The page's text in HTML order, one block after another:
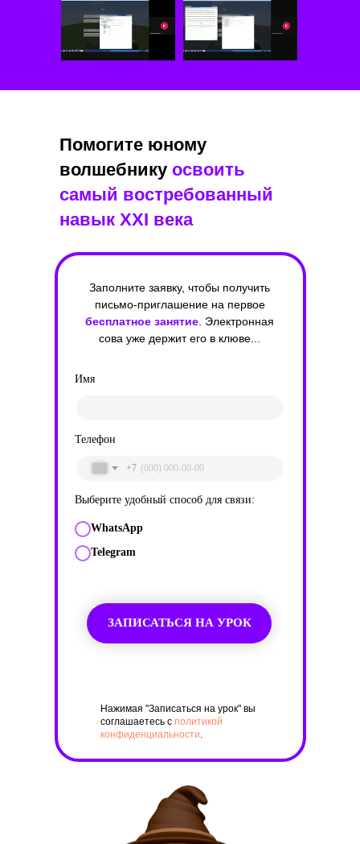
Заполните заявку, чтобы получить
письмо-приглашение на первое
бесплатное занятие . Электронная
сова уже держит его в клюве...
Помогите юному
волшебнику освоить
самый востребованный
навык XXI века
Нажимая "Записаться на урок" вы
соглашаетесь с политикой
конфиденциальности.
Имя
Телефон
+7
Выберите удобный способ для связи:
WhatsApp
Telegram
ЗАПИСАТЬСЯ НА УРОК